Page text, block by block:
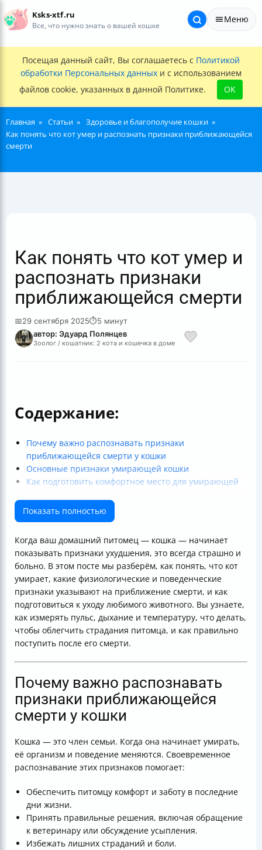
Ksks-xtf.ru
Все, что нужно знать о вашей кошке
Меню
Посещая данный сайт, Вы соглашаетесь с Политикой
обработки Персональных данных и с использованием
файлов cookie, указанных в данной Политике.
OK
Главная Статьи
Здоровье и благополучие кошки
Как понять что кот умер и распознать признаки приближающейся
смерти
Как понять что кот умер и
распознать признаки
приближающейся смерти
📅29 сентября 2025⏱5 минут
автор: Эдуард Полянцев
Зоолог / кошатник: 2 кота и кошечка в доме
Содержание:
Почему важно распознавать признаки
приближающейся смерти у кошки
Основные признаки умирающей кошки
Как подготовить комфортное место для умирающей
Как облегчить страдания питомца
Когда стоит задуматься об усыплении
Эмоциональная поддержка для хозяев
Таблица признаков приближающейся смерти у
кошки
Итог
Полезные ссылки
Показать полностью
Когда ваш домашний питомец — кошка — начинает
показывать признаки ухудшения, это всегда страшно и
больно. В этом посте мы разберём, как понять, что кот
умирает, какие физиологические и поведенческие
признаки указывают на приближение смерти, и как
подготовиться к уходу любимого животного. Вы узнаете,
как измерять пульс, дыхание и температуру, что делать,
чтобы облегчить страдания питомца, и как правильно
поступить после его смерти.
Почему важно распознавать
признаки приближающейся
смерти у кошки
Кошка — это член семьи. Когда она начинает умирать,
её организм и поведение меняются. Своевременное
распознавание этих признаков помогает:
Обеспечить питомцу комфорт и заботу в последние
дни жизни.
Принять правильные решения, включая обращение
к ветеринару или обсуждение усыпления.
Избежать лишних страданий и боли.